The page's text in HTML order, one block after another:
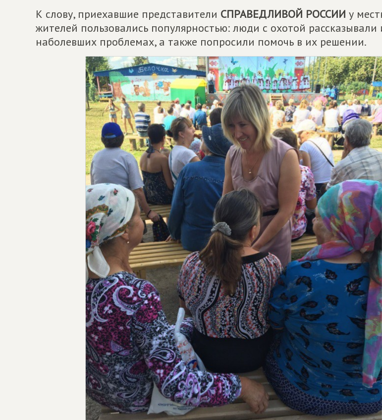
К слову, приехавшие представители СПРАВЕДЛИВОЙ РОССИИ у
жителей пользовались популярностью: люди с охотой рассказывали
наболевших проблемах, а также попросили помочь в их решении.